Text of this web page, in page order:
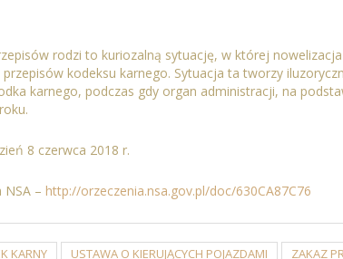
rodzi to kuriozalną sytuację, w której
kodeksu karnego. Sytuacja ta tworzy
karnego, podczas gdy organ administracji, na
8 czerwca 2018 r.
NSA – http://orzeczenia.nsa.gov.pl/doc/630CA87C76
KARNY USTAWA O KIERUJĄCYCH POJAZDAMI ZAKAZ